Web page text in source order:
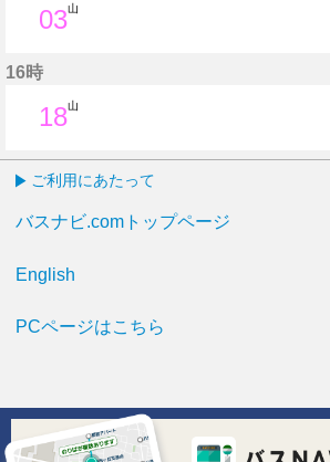
03山
16時
18山
ご利用にあたって
バスナビ.comトップページ
English
PCページはこちら